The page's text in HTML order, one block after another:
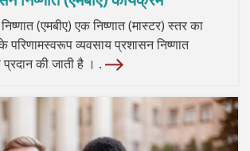
(एमबीए) एक निष्णात (मास्टर) स्तर का
परिणामस्वरूप व्यवसाय प्रशासन निष्णात
प्रदान की जाती है । .